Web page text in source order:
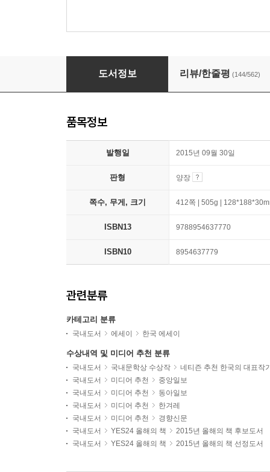
라면을 끓이며
도서정보 리뷰/한줄평 (144/562)
품목정보
발행일 2015년 09월 30일
판형 양장
쪽수, 무게, 크기 412쪽 | 505g |
ISBN13 9788954637770
ISBN10 8954637779
관련분류
카테고리 분류
국내도서 에세이 한국 에세이
수상내역 및 미디어 추천 분류
국내도서 국내문학상 수상작
네티즌 추천 한국의 대표작
국내도서
미디어 추천
중앙일보
국내도서
미디어 추천
동아일보
국내도서
미디어 추천
한겨레
국내도서
미디어 추천
경향신문
국내도서
YES24 올해의 책
2015년 올해의 책 후보도서
국내도서
YES24 올해의 책 2015년 올해의 책 선정도서